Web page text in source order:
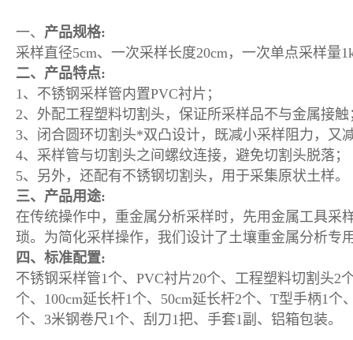
一、 产品规格:
采样直径5cm、一次采样长度20cm，一次单点采样量
二、产品特点:
1、不锈钢采样管内置PVC衬片；
2、外配工程塑料切割头，保证所采样品不与金属接触
3、闭合圆环切割头*双凸设计，既减小采样阻力，又
4、采样管与切割头之间螺纹连接，避免切割头脱落；
5、另外，还配有不锈钢切割头，用于采集原状土样。
三、产品用途:
在传统操作中，重金属分析采样时，先用金属工具采
琐。为简化采样操作，我们设计了土壤重金属分析专
四、标准配置:
不锈钢采样管1个、PVC衬片20个、工程塑料切割头
个、100cm延长杆1个、50cm延长杆2个、T型手柄1
个、3米钢卷尺1个、刮刀1把、手套1副、铝箱包装。